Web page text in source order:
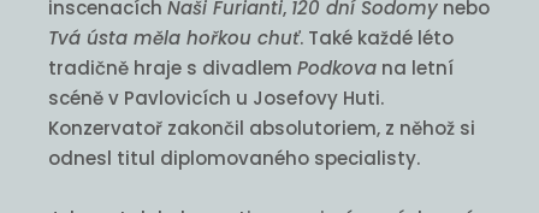
inscenacích Naši Furianti, 120 dní Sodomy nebo
Tvá ústa měla hořkou chuť. Také každé léto
tradičně hraje s divadlem Podkova na letní
scéně v Pavlovicích u Josefovy Huti.
Konzervatoř zakončil absolutoriem, z něhož si
odnesl titul diplomovaného specialisty.